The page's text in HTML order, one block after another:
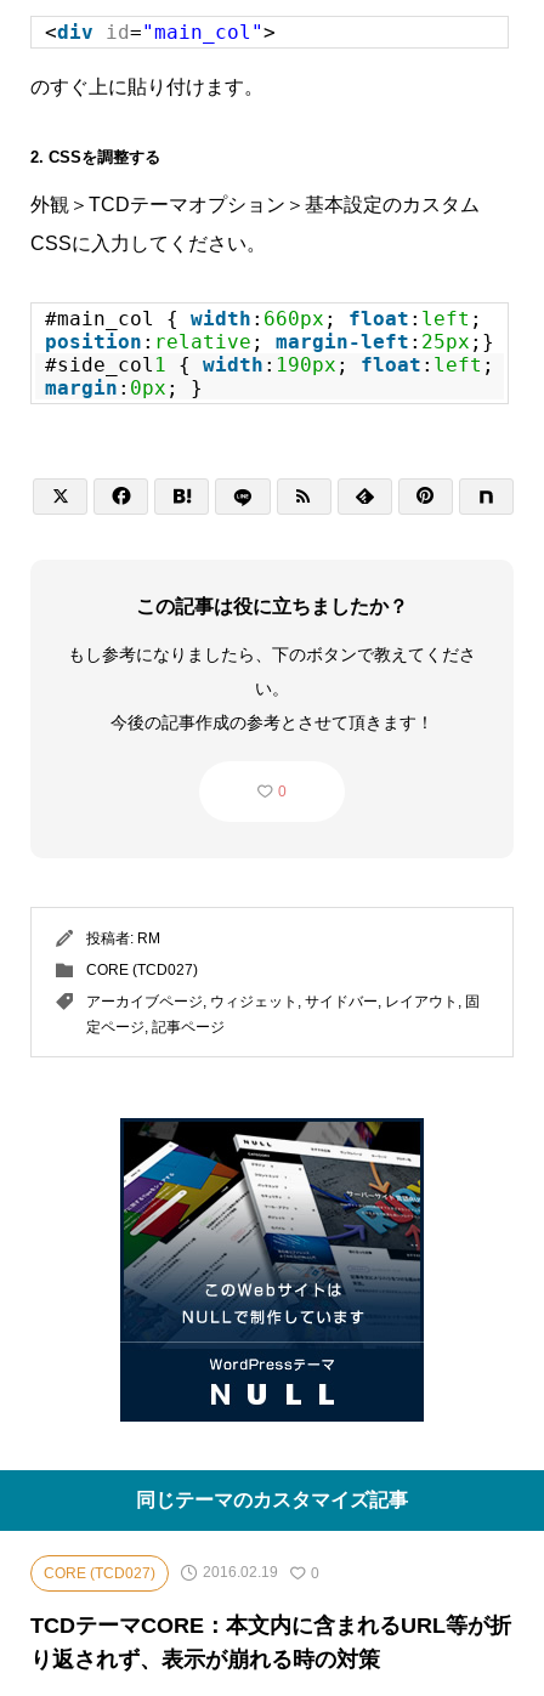
<div id="main_col">
のすぐ上に貼り付けます。
2. CSSを調整する
外観＞TCDテーマオプション＞基本設定のカスタム
CSSに入力してください。
#main_col { width : 660px ; float : left ;
position : relative ; margin-left : 25px ;}
#side_col 1 { width : 190px ; float : left ;
margin : 0px ; }
     
この記事は役に立ちましたか？
もし参考になりましたら、下のボタンで教えてくださ
い。
今後の記事作成の参考とさせて頂きます！
0
投稿者: RM
CORE (TCD027)
アーカイブページ, ウィジェット , サイドバー, レイアウト , 固
定ページ, 記事ページ
同じテーマのカスタマイズ記事
CORE (TCD027) 2016.02.19 0
TCDテーマCORE：本文内に含まれるURL等が折
り返されず、表示が崩れる時の対策